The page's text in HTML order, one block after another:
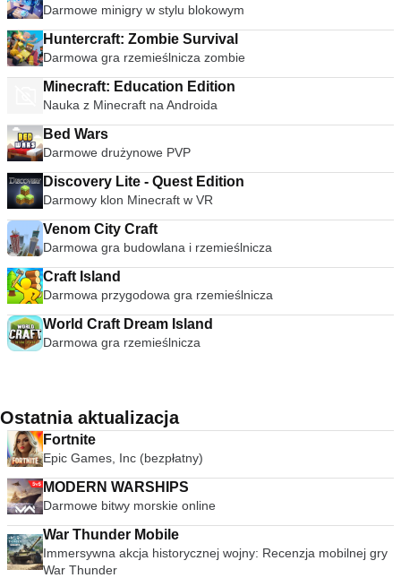
Darmowe minigry w stylu blokowym
Huntercraft: Zombie Survival
Darmowa gra rzemieślnicza zombie
Minecraft: Education Edition
Nauka z Minecraft na Androida
Bed Wars
Darmowe drużynowe PVP
Discovery Lite - Quest Edition
Darmowy klon Minecraft w VR
Venom City Craft
Darmowa gra budowlana i rzemieślnicza
Craft Island
Darmowa przygodowa gra rzemieślnicza
World Craft Dream Island
Darmowa gra rzemieślnicza
Ostatnia aktualizacja
Fortnite
Epic Games, Inc (bezpłatny)
MODERN WARSHIPS
Darmowe bitwy morskie online
War Thunder Mobile
Immersywna akcja historycznej wojny: Recenzja mobilnej gry
War Thunder